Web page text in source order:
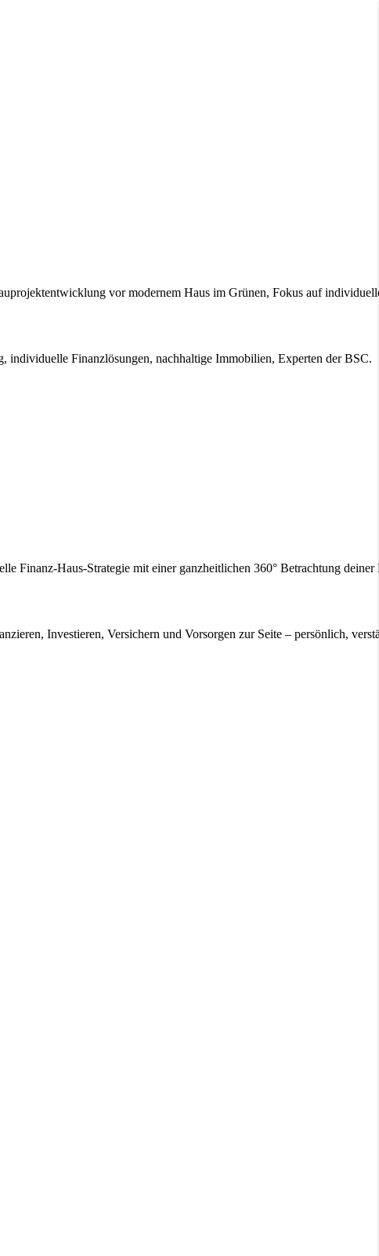
individuelle Finanzlösungen, nachhaltige Immobilien, Experten der BSC.
Finanz-Haus-Strategie mit einer ganzheitlichen 360° Betrachtung deiner
Investieren, Versichern und Vorsorgen zur Seite – persönlich,